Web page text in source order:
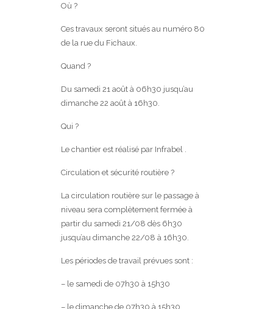
Où ?
Ces travaux seront situés au numéro 80
de la rue du Fichaux.
Quand ?
Du samedi 21 août à 06h30 jusqu’au
dimanche 22 août à 16h30.
Qui ?
Le chantier est réalisé par Infrabel .
Circulation et sécurité routière ?
La circulation routière sur le passage à
niveau sera complètement fermée à
partir du samedi 21/08 dès 6h30
jusqu’au dimanche 22/08 à 16h30.
Les périodes de travail prévues sont :
– le samedi de 07h30 à 15h30
– le dimanche de 07h30 à 15h30